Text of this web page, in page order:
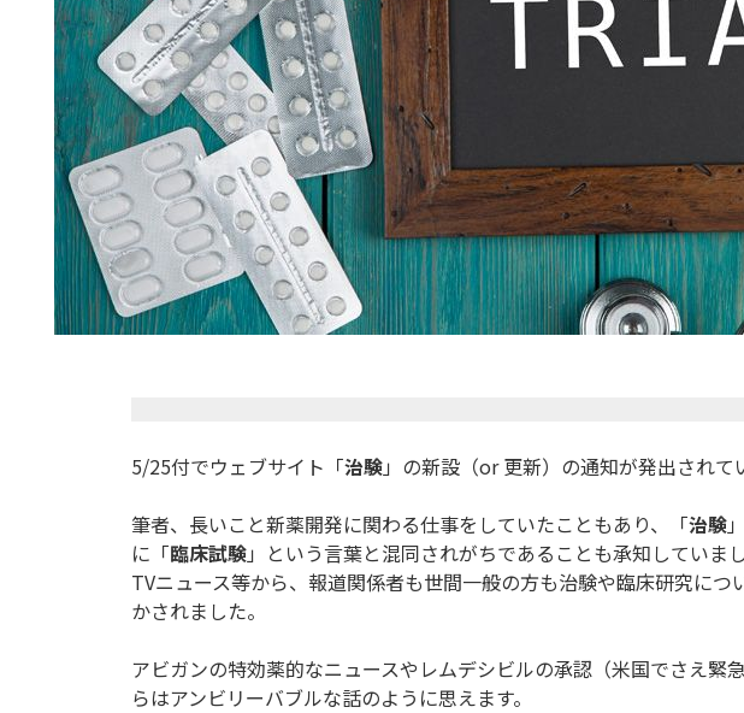
5/25付でウェブサイト「治験」の新設（or 更新）の通知が発出されて
筆者、長いこと新薬開発に関わる仕事をしていたこともあり、「治験
に「臨床試験」 という言葉と混同されがちであることも承知していまし
TVニュース等から、 報道関係者も世間一般の方も治験や臨床研究につ
かされました。
アビガンの特効薬的なニュースやレムデシビルの承認（米国でさえ緊
らはアンビリーバブルな話のように思えます。